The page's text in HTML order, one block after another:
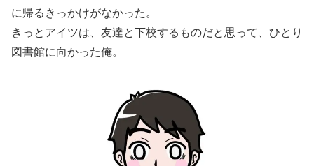
に帰るきっかけがなかった。
きっとアイツは、友達と下校するものだと思って、ひとり
図書館に向かった俺。